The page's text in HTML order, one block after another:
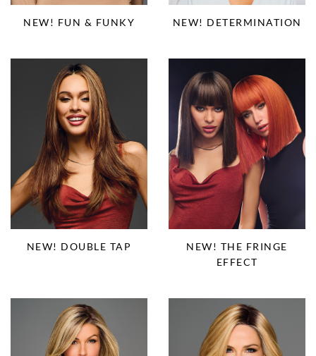
NEW! FUN & FUNKY NEW! DETERMINATION
NEW! DOUBLE TAP
NEW! THE FRINGE
EFFECT